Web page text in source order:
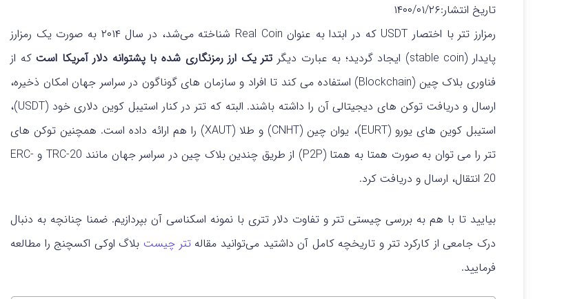
تاریخ انتشار:۱۴۰۰/۰۱/۲۶
رمزارز تتر با اختصار USDT که در ابتدا به عنوان Real Coin شناخته می‌شد، در سال ۲۰۱۴ به صورت یک رمزارز
پایدار (stable coin) ایجاد گردید؛ به عبارت دیگر
تتر یک ارز رمزنگاری شده با پشتوانه دلار آمریکا است که از
فناوری بلاک چین (Blockchain) استفاده می کند تا افراد و سازمان های گوناگون در سراسر جهان امکان ذخیره،
ارسال و دریافت توکن های دیجیتالی آن را داشته باشند. البته که تتر در کنار استیبل کوین دلاری خود (USDT)،
استیبل کوین های یورو (EURT)، یوان چین (CNHT) و طلا (XAUT) را هم ارائه داده است. همچنین
توکن های
تتر را می توان به صورت همتا به همتا (P2P) از طریق چندین بلاک چین در سراسر جهان مانند TRC-20 و ERC-
20 انتقال، ارسال و دریافت کرد.
بیایید تا با هم به بررسی چیستی تتر و تفاوت دلار تتری با نمونه اسکناسی آن بپردازیم. ضمنا چنانچه به دنبال
درک جامعی از کارکرد تتر و تاریخچه کامل آن داشتید می‌توانید مقالهتتر چیست بلاگ اوکی اکسچنج را مطالعه
فرمایید.